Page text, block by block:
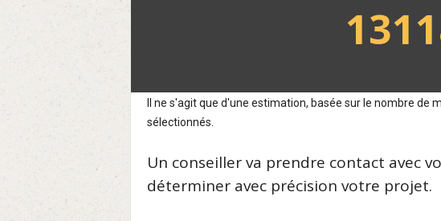
Il ne s'agit que d'une estimation, basée sur le nombre de
sélectionnés.
Un conseiller va prendre contact avec
déterminer avec précision votre projet.